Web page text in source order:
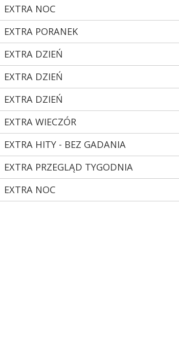
EXTRA NOC
EXTRA PORANEK
EXTRA DZIEŃ
EXTRA DZIEŃ
EXTRA DZIEŃ
EXTRA WIECZÓR
EXTRA HITY - BEZ GADANIA
EXTRA PRZEGLĄD TYGODNIA
EXTRA NOC